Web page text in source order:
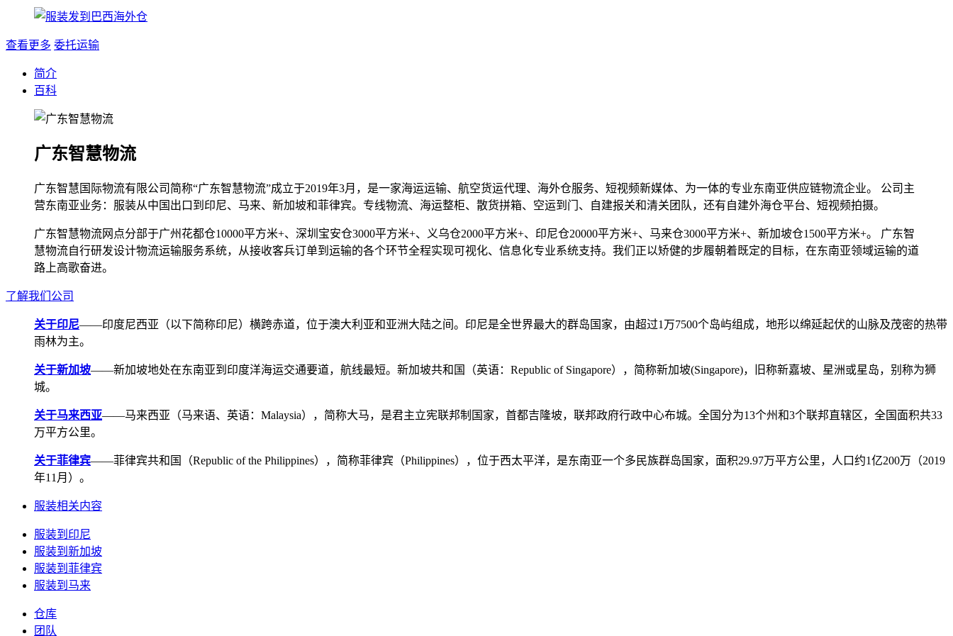
查看更多 委托运输
简介
百科
广东智慧物流
广东智慧国际物流有限公司简称“广东智慧物流”成立于2019年3月，是一家海运运输、航空货运代理、海外仓服务、短视频新媒体、为一体的专业东南亚供应链物流企业。 公司主
营东南亚业务：服装从中国出口到印尼、马来、新加坡和菲律宾。专线物流、海运整柜、散货拼箱、空运到门、自建报关和清关团队，还有自建外海仓平台、短视频拍摄。
广东智慧物流网点分部于广州花都仓10000平方米+、深圳宝安仓3000平方米+、义乌仓2000平方米+、印尼仓20000平方米+、马来仓3000平方米+、新加坡仓1500平方米+。 广东智
慧物流自行研发设计物流运输服务系统，从接收客兵订单到运输的各个环节全程实现可视化、信息化专业系统支持。我们正以矫健的步履朝着既定的目标，在东南亚领域运输的道
路上高歌奋进。
了解我们公司
关于印尼——印度尼西亚（以下简称印尼）横跨赤道，位于澳大利亚和亚洲大陆之间。印尼是全世界最大的群岛国家，由超过1万7500个岛屿组成，地形以绵延起伏的山脉及茂密的热带
雨林为主。
关于新加坡——新加坡地处在东南亚到印度洋海运交通要道，航线最短。新加坡共和国（英语：Republic of Singapore），简称新加坡(Singapore)，旧称新嘉坡、星洲或星岛，别称为狮
城。
关于马来西亚——马来西亚（马来语、英语：Malaysia），简称大马，是君主立宪联邦制国家，首都吉隆坡，联邦政府行政中心布城。全国分为13个州和3个联邦直辖区，全国面积共33
万平方公里。
关于菲律宾——菲律宾共和国（Republic of the Philippines），简称菲律宾（Philippines），位于西太平洋，是东南亚一个多民族群岛国家，面积29.97万平方公里，人口约1亿200万（2019
年11月）。
服装相关内容
服装到印尼
服装到新加坡
服装到菲律宾
服装到马来
仓库
团队